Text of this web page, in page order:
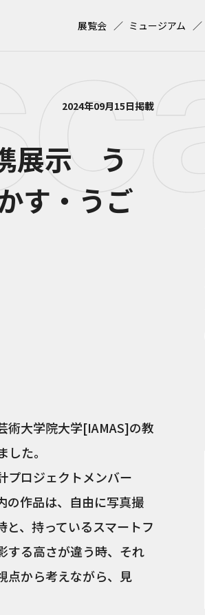
展覧会 ミュージアム
2024年09月15日掲載
展示 う
す・うご
術大学院大学[IAMAS]の教
た。
プロジェクトメンバー
の作品は、自由に写真撮
、持っているスマートフ
する高さが違う時、それ
点から考えながら、見